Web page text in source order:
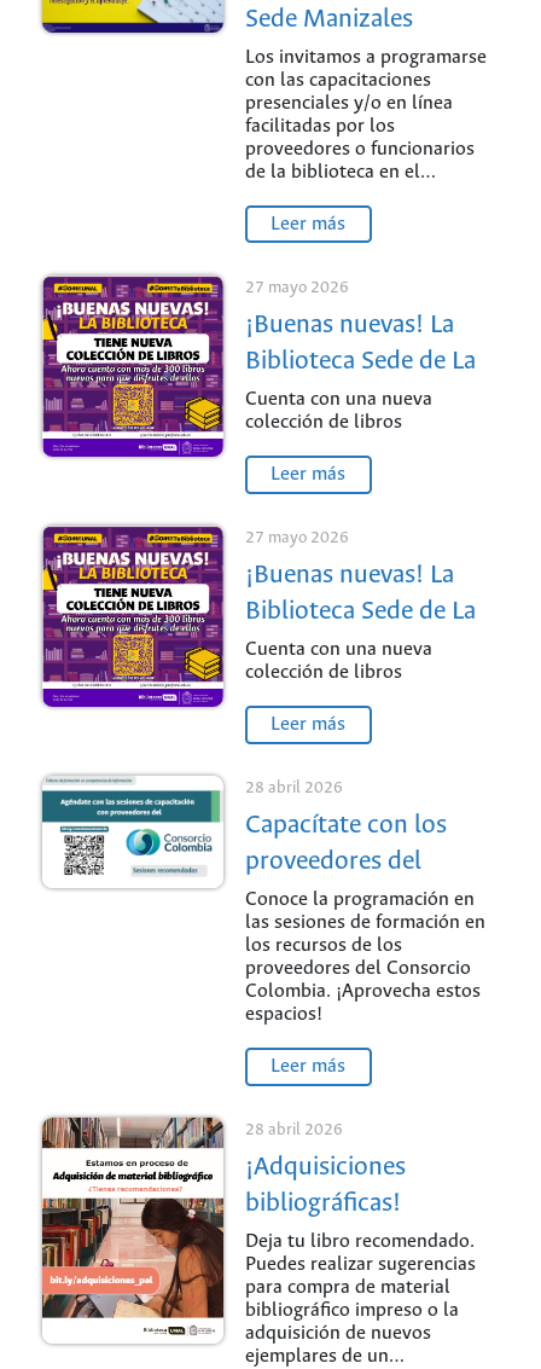
Sede Manizales
Los invitamos a programarse
con las capacitaciones
presenciales y/o en línea
facilitadas por los
proveedores o funcionarios
de la biblioteca en el…
Leer más
27 mayo 2026
¡Buenas nuevas! La
Biblioteca Sede de La
Paz
Cuenta con una nueva
colección de libros
Leer más
27 mayo 2026
¡Buenas nuevas! La
Biblioteca Sede de La
Paz
Cuenta con una nueva
colección de libros
Leer más
28 abril 2026
Capacítate con los
proveedores del
Consorcio Colombia /
Sede Palmira
Conoce la programación en
las sesiones de formación en
los recursos de los
proveedores del Consorcio
Colombia. ¡Aprovecha estos
espacios!
Leer más
28 abril 2026
¡Adquisiciones
bibliográficas!
Deja tu libro recomendado.
Puedes realizar sugerencias
para compra de material
bibliográfico impreso o la
adquisición de nuevos
ejemplares de un…